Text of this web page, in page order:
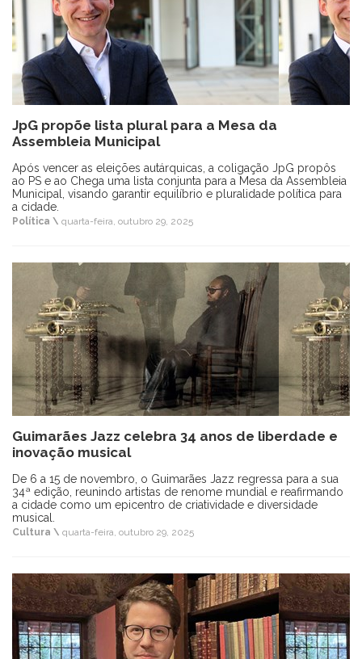
JpG propõe lista plural para a Mesa da
Assembleia Municipal
Após vencer as eleições autárquicas, a coligação JpG propôs
ao PS e ao Chega uma lista conjunta para a Mesa da Assembleia
Municipal, visando garantir equilíbrio e pluralidade política para
a cidade.
Política \ quarta-feira, outubro 29, 2025
Guimarães Jazz celebra 34 anos de liberdade e
inovação musical
De 6 a 15 de novembro, o Guimarães Jazz regressa para a sua
34ª edição, reunindo artistas de renome mundial e reafirmando
a cidade como um epicentro de criatividade e diversidade
musical.
Cultura \ quarta-feira, outubro 29, 2025